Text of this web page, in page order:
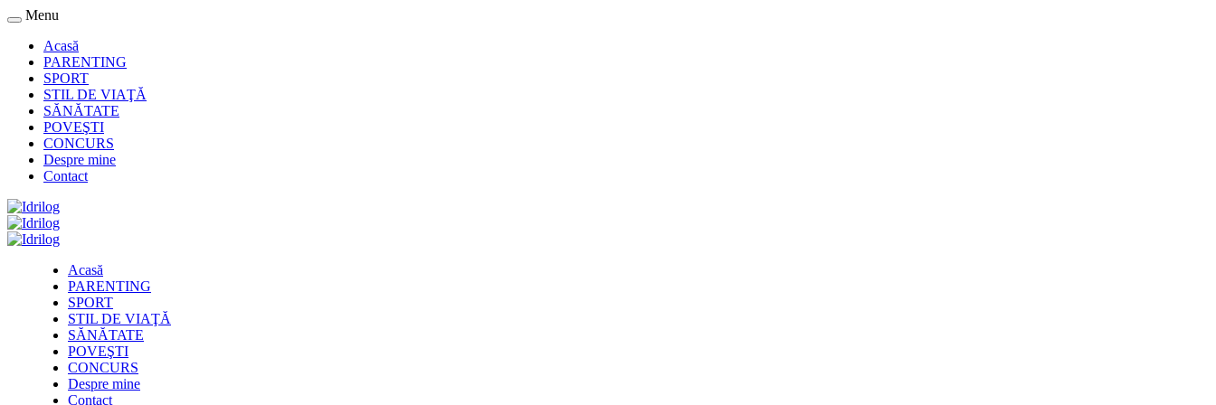
Menu
Acasă
PARENTING
SPORT
STIL DE VIAŢĂ
SĂNĂTATE
POVEŞTI
CONCURS
Despre mine
Contact
Acasă
PARENTING
SPORT
STIL DE VIAŢĂ
SĂNĂTATE
POVEŞTI
CONCURS
Despre mine
Contact